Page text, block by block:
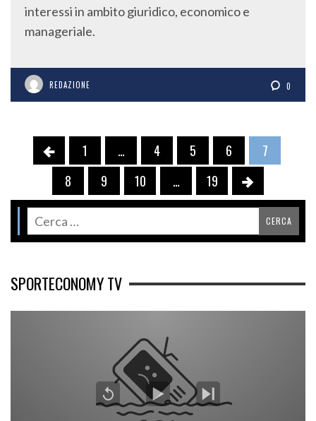
interessi in ambito giuridico, economico e
manageriale.
REDAZIONE 0
1 … 4 5 6
7
8
9 10 … 19
SPORTECONOMY TV